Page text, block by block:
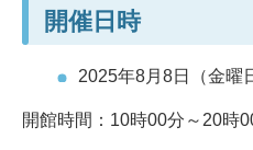
開催日時
2025年8月8日（金曜
開館時間：10時00分～20時